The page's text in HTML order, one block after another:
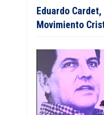
Eduardo
Movimiento